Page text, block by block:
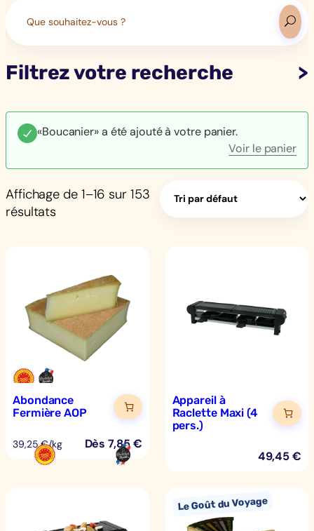
for:
Filtrez votre recherche
«Boucanier» a été ajouté à votre panier.
Voir le panier
Affichage de 1–16 sur 153
résultats
Abondance
Fermière AOP
39,25 €/kg Dès7,85€
Appareil à
Raclette Maxi (4
pers.)
49,45€